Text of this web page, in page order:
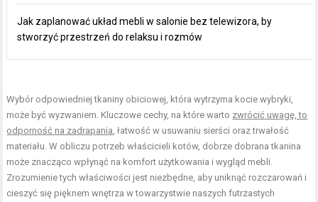
Jak zaplanować układ mebli w salonie bez telewizora, by
stworzyć przestrzeń do relaksu i rozmów
Wybór odpowiedniej tkaniny obiciowej, która wytrzyma kocie wybryki,
może być wyzwaniem. Kluczowe cechy, na które warto zwrócić uwagę, to
odporność na zadrapania , łatwość w usuwaniu sierści oraz trwałość
materiału. W obliczu potrzeb właścicieli kotów, dobrze dobrana tkanina
może znacząco wpłynąć na komfort użytkowania i wygląd mebli.
Zrozumienie tych właściwości jest niezbędne, aby uniknąć rozczarowań i
cieszyć się pięknem wnętrza w towarzystwie naszych futrzastych